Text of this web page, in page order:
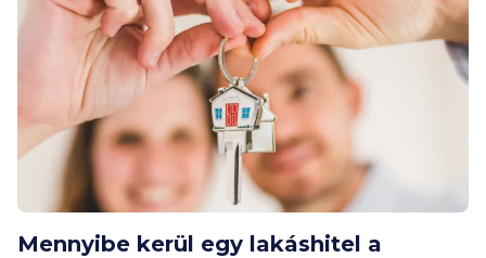
Mennyibe kerül egy lakáshitel a